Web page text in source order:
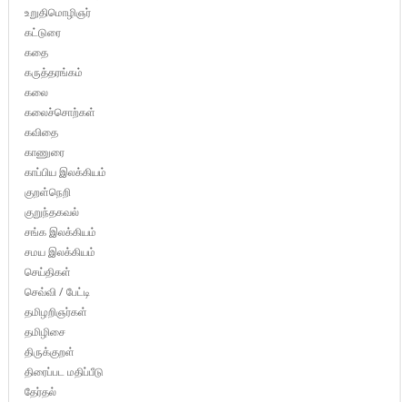
உறுதிமொழிஞர்
கட்டுரை
கதை
கருத்தரங்கம்
கலை
கலைச்சொற்கள்
கவிதை
காணுரை
காப்பிய இலக்கியம்
குறள்நெறி
குறுந்தகவல்
சங்க இலக்கியம்
சமய இலக்கியம்
செய்திகள்
செவ்வி / பேட்டி
தமிழறிஞர்கள்
தமிழிசை
திருக்குறள்
திரைப்பட மதிப்பீடு
தேர்தல்